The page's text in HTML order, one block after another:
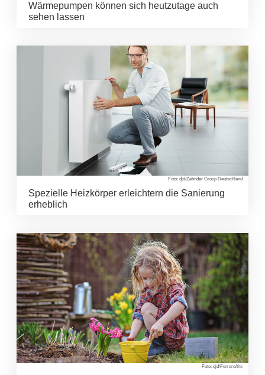
Wärmepumpen können sich heutzutage auch
sehen lassen
Foto: djd/Zehnder Group Deutschland
Spezielle Heizkörper erleichtern die Sanierung
erheblich
Foto: djd/Ferrero/thx